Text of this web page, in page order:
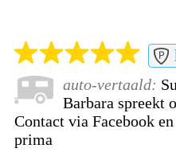
auto-vertaald:
Barbara spreekt
Contact via Facebook
prima